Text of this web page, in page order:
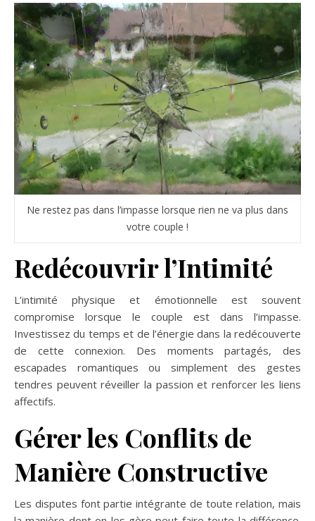
Ne restez pas dans l’impasse lorsque rien ne va plus dans
votre couple !
Redécouvrir l’Intimité
L’intimité physique et émotionnelle est souvent
compromise lorsque le couple est dans l’impasse.
Investissez du temps et de l’énergie dans la redécouverte
de cette connexion. Des moments partagés, des
escapades romantiques ou simplement des gestes
tendres peuvent réveiller la passion et renforcer les liens
affectifs.
Gérer les Conflits de
Manière Constructive
Les disputes font partie intégrante de toute relation, mais